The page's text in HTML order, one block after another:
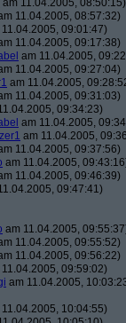
am 11.04.2005, 08:50:15)
11.04.2005, 08:57:32)
09:01:47)
11.04.2005, 09:17:38)
am 11.04.2005,
11.04.2005, 09:27:04)
am 11.04.2005,
11.04.2005, 09:31:03)
09:34:23)
am 11.04.2005,
am 11.04.2005,
11.04.2005, 09:37:56)
am 11.04.2005,
11.04.2005, 09:46:39)
09:47:41)
am 11.04.2005,
11.04.2005, 09:55:52)
11.04.2005, 09:56:22)
09:59:02)
am 11.04.2005,
10:04:55)